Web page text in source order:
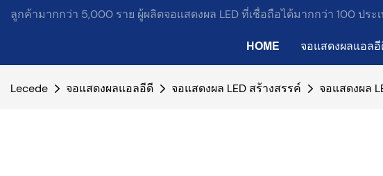
ลูกค้ามากกว่า 5,000 ราย ผู้ผลิตจอแสดงผล LED ที่เชื่อถือได้มากกว่า 100 ประ
HOME จอแสดงผลแอล
Lecede จอแสดงผลแอลอีดี จอแสดงผล LED สร้างสรรค์ จอแสดงผล